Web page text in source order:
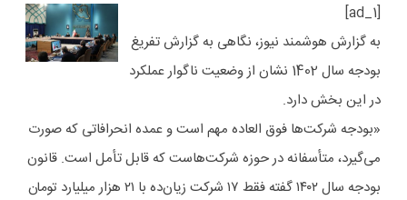
[ad_1]
به گزارش هوشمند نیوز، نگاهی به گزارش تفریغ
بودجه سال 1402 نشان از وضعیت ناگوار عملکرد
در این بخش دارد.
«بودجه شرکت‌ها فوق العاده مهم است و عمده انحرافاتی که صورت
می‌گیرد، متأسفانه در حوزه شرکت‌هاست که قابل تأمل است. قانون
بودجه سال ۱۴۰۲ گفته فقط ۱۷ شرکت زیان‌ده با ۲۱ هزار میلیارد تومان